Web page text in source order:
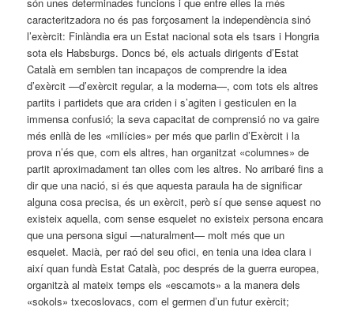
són unes determinades funcions i que entre elles la més
caracteritzadora no és pas forçosament la independència sinó
l’exèrcit: Finlàndia era un Estat nacional sota els tsars i Hongria
sota els Habsburgs. Doncs bé, els actuals dirigents d’Estat
Català em semblen tan incapaços de comprendre la idea
d’exèrcit —d’exèrcit regular, a la moderna—, com tots els altres
partits i partidets que ara criden i s’agiten i gesticulen en la
immensa confusió; la seva capacitat de comprensió no va gaire
més enllà de les «milícies» per més que parlin d’Exèrcit i la
prova n’és que, com els altres, han organitzat «columnes» de
partit aproximadament tan olles com les altres. No arribaré fins a
dir que una nació, si és que aquesta paraula ha de significar
alguna cosa precisa, és un exèrcit, però sí que sense aquest no
existeix aquella, com sense esquelet no existeix persona encara
que una persona sigui —naturalment— molt més que un
esquelet. Macià, per raó del seu ofici, en tenia una idea clara i
així quan fundà Estat Català, poc després de la guerra europea,
organitzà al mateix temps els «escamots» a la manera dels
«sokols» txecoslovacs, com el germen d’un futur exèrcit;